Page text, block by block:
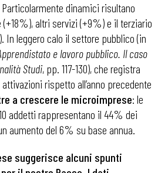
Particolarmente dinamici risultano
altri servizi (+9%) e il terziario
In leggero calo il settore pubblico (in
e lavoro pubblico. Il caso
Studi, pp. 117-130), che registra
rispetto all’anno precedente
a crescere le microimprese: le
addetti rappresentano il 44% dei
aumento del 6% su base annua.
suggerisce alcuni spunti